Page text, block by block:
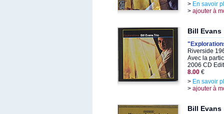
> En savoir
> ajouter à
Bill Evans
Riverside
Avec la
2006 CD
8.00 €
> En savoir
> ajouter à
Bill Evans